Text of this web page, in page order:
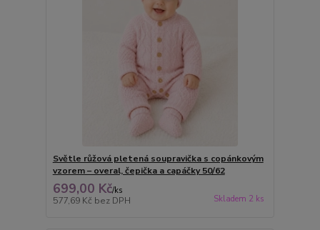
Světle růžová pletená soupravička s copánkovým
vzorem – overal, čepička a capáčky 50/62
699,00 Kč/ks
577,69 Kč bez DPH Skladem 2 ks